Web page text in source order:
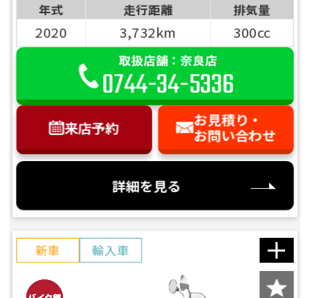
年式 走行距離 排気量
2020 3,732km 300cc
取扱店舗：奈良店
0744-34-5336
来店予約
お見積り・
お問い合わせ
詳細を見る
新車 輸入車